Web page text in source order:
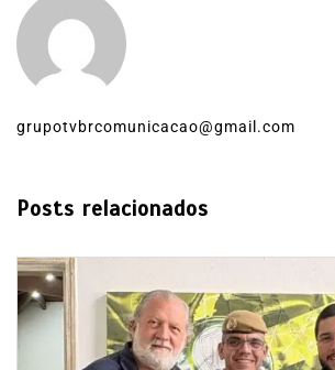
grupotvbrcomunicacao@gmail.com
Posts relacionados